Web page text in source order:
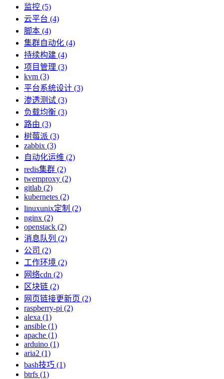
监控 (5)
云平台 (4)
脚本 (4)
集群自动化 (4)
持续构建 (4)
项目管理 (3)
kvm (3)
平台系统设计 (3)
渗透测试 (3)
负载均衡 (3)
路由 (3)
树莓派 (3)
zabbix (3)
自动化运维 (2)
redis集群 (2)
twemproxy (2)
gitlab (2)
kubernetes (2)
linuxunix定制 (2)
nginx (2)
openstack (2)
消息队列 (2)
公司 (2)
工作环境 (2)
网络cdn (2)
区块链 (2)
网页链接更新页 (2)
raspberry-pi (2)
alexa (1)
ansible (1)
apache (1)
arduino (1)
aria2 (1)
bash技巧 (1)
btrfs (1)